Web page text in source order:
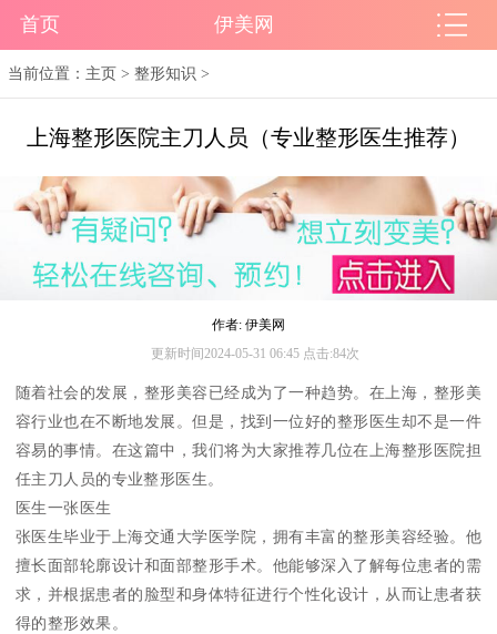
首页 伊美网
当前位置： 主页 >整形知识 >
上海整形医院主刀人员（专业整形医生推荐）
作者: 伊美网
更新时间2024-05-31 06:45 点击:84次
随着社会的发展，整形美容已经成为了一种趋势。在上海，整形美
容行业也在不断地发展。但是，找到一位好的整形医生却不是一件
容易的事情。在这篇中，我们将为大家推荐几位在上海整形医院担
任主刀人员的专业整形医生。
医生一张医生
张医生毕业于上海交通大学医学院，拥有丰富的整形美容经验。他
擅长面部轮廓设计和面部整形手术。他能够深入了解每位患者的需
求，并根据患者的脸型和身体特征进行个性化设计，从而让患者获
得的整形效果。